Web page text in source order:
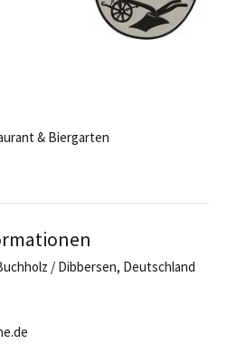
& Biergarten
/ Dibbersen, Deutschland